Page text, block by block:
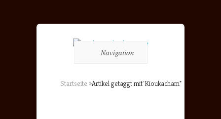
Navigation
Startseite »Artikel getaggt mit"Kioukacham"